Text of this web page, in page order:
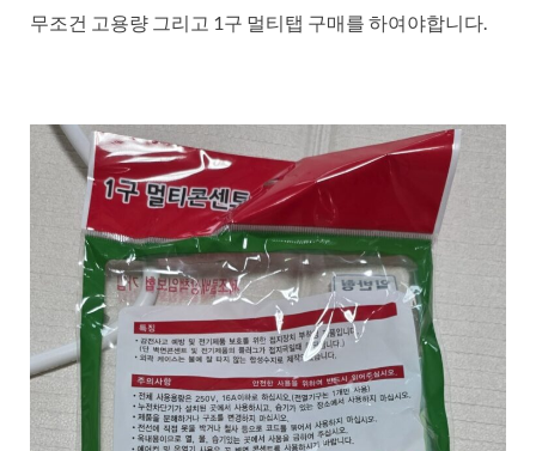
무조건 고용량 그리고 1구 멀티탭 구매를 하여야합니다.